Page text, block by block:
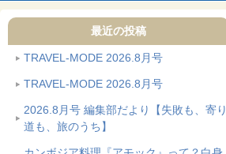
最近の投稿
TRAVEL-MODE 2026.8月号
TRAVEL-MODE 2026.8月号
2026.8月号 編集部だより【失敗も、寄り
道も、旅のうち】